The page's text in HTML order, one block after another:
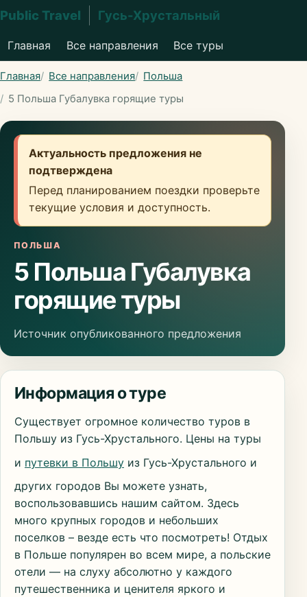
Public Travel Гусь-Хрустальный
Главная Все направления Все туры
Главная Все направления
Польша
5 Польша Губалувка горящие туры
Актуальность предложения не
подтверждена
Перед планированием поездки проверьте
текущие условия и доступность.
ПОЛЬША
5 Польша Губалувка
горящие туры
Источник опубликованного предложения
Информация о туре
Существует огромное количество туров в
Польшу из Гусь-Хрустального. Цены на туры
и путевки в Польшу из Гусь-Хрустального и
других городов Вы можете узнать,
воспользовавшись нашим сайтом. Здесь
много крупных городов и небольших
поселков – везде есть что посмотреть! Отдых
в Польше популярен во всем мире, а польские
отели — на слуху абсолютно у каждого
путешественника и ценителя яркого и